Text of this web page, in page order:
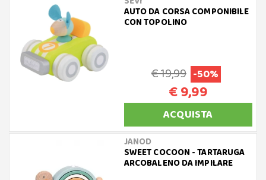
AUTO DA CORSA COMPONIBILE
CON TOPOLINO
€ 19,99 -50%
€ 9,99
ACQUISTA
JANOD
SWEET COCOON - TARTARUGA
ARCOBALENO DA IMPILARE